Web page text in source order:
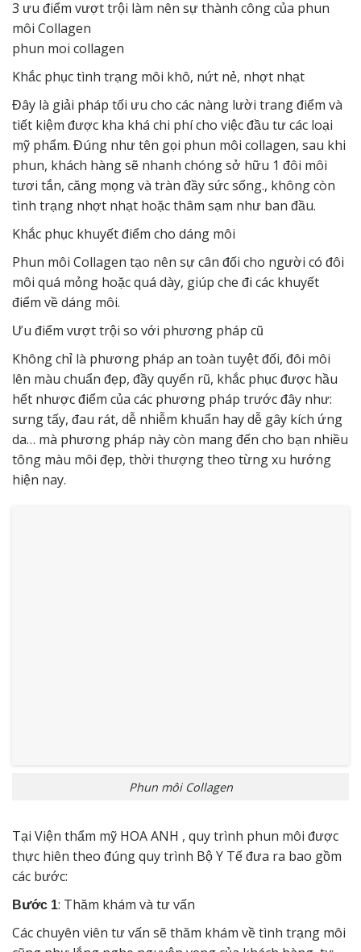
3 ưu điểm vượt trội làm nên sự thành công của phun
môi Collagen
phun moi collagen
Khắc phục tình trạng môi khô, nứt nẻ, nhợt nhạt
Đây là giải pháp tối ưu cho các nàng lười trang điểm và
tiết kiệm được kha khá chi phí cho việc đầu tư các loại
mỹ phẩm. Đúng như tên gọi phun môi collagen, sau khi
phun, khách hàng sẽ nhanh chóng sở hữu 1 đôi môi
tươi tắn, căng mọng và tràn đầy sức sống., không còn
tình trạng nhợt nhạt hoặc thâm sạm như ban đầu.
Khắc phục khuyết điểm cho dáng môi
Phun môi Collagen tạo nên sự cân đối cho người có đôi
môi quá mỏng hoặc quá dày, giúp che đi các khuyết
điểm về dáng môi.
Ưu điểm vượt trội so với phương pháp cũ
Không chỉ là phương pháp an toàn tuyệt đối, đôi môi
lên màu chuẩn đẹp, đầy quyến rũ, khắc phục được hầu
hết nhược điểm của các phương pháp trước đây như:
sưng tấy, đau rát, dễ nhiễm khuẩn hay dễ gây kích ứng
da… mà phương pháp này còn mang đến cho bạn nhiều
tông màu môi đẹp, thời thượng theo từng xu hướng
hiện nay.
Phun môi Collagen
Tại Viện thẩm mỹ HOA ANH , quy trình phun môi được
thực hiên theo đúng quy trình Bộ Y Tế đưa ra bao gồm
các bước:
Bước 1: Thăm khám và tư vấn
Các chuyên viên tư vấn sẽ thăm khám về tình trạng môi